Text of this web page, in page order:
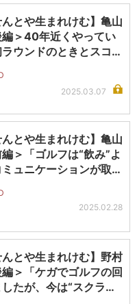
んとや生まれけむ】亀山
＞40年近くやってい
ウンドのときとスコア
2025.03.07
んとや生まれけむ】亀山
＞「ゴルフは“飲み”よ
ュニケーションが取れ
2025.02.28
んとや生まれけむ】野村
＞「ケガでゴルフの回
たが、今は“スクラン